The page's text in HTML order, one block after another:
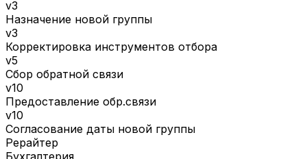
v3
Назначение новой группы
v3
Корректировка инструментов отбора
v5
Сбор обратной связи
v10
Предоставление обр.связи
v10
Согласование даты новой группы
Рерайтер
Бухгалтерия